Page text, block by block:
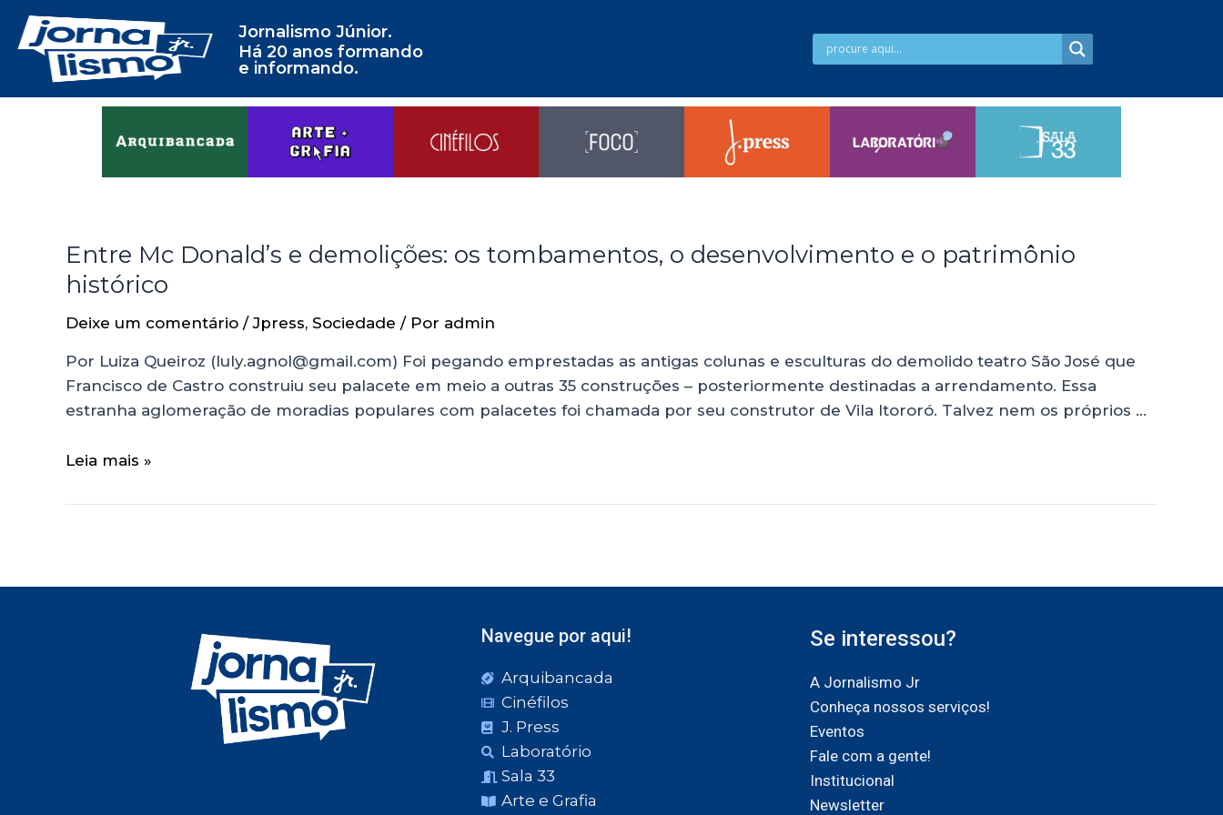
Jornalismo Júnior.
Há 20 anos formando
e informando.
Entre Mc Donald’s e demolições: os tombamentos, o desenvolvimento e o patrimônio
histórico
Deixe um comentário /Jpress, Sociedade / Por admin
Por Luiza Queiroz (luly.agnol@gmail.com) Foi pegando emprestadas as antigas colunas e esculturas do demolido teatro São José que
Francisco de Castro construiu seu palacete em meio a outras 35 construções – posteriormente destinadas a arrendamento. Essa
estranha aglomeração de moradias populares com palacetes foi chamada por seu construtor de Vila Itororó. Talvez nem os próprios …
Leia mais »
Navegue por aqui!
Arquibancada
Cinéfilos
J. Press
Laboratório
Sala 33
Arte e Grafia
Se interessou?
A Jornalismo Jr
Conheça nossos serviços!
Eventos
Fale com a gente!
Institucional
Newsletter